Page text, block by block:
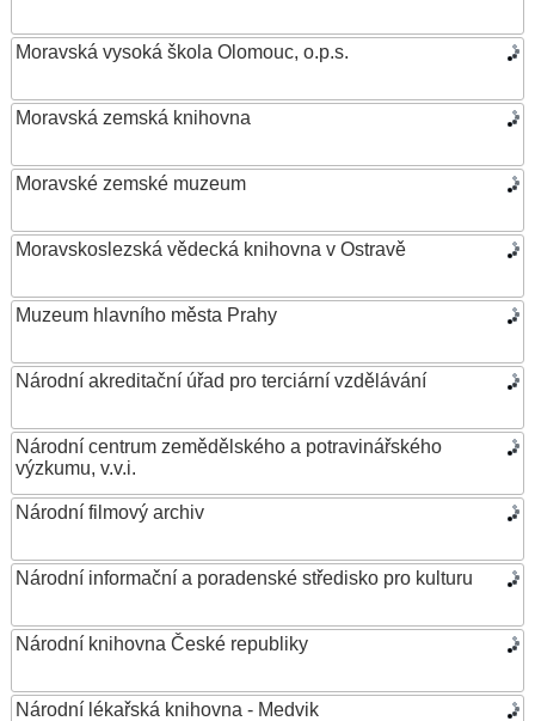
Moravská vysoká škola Olomouc, o.p.s.
Moravská zemská knihovna
Moravské zemské muzeum
Moravskoslezská vědecká knihovna v Ostravě
Muzeum hlavního města Prahy
Národní akreditační úřad pro terciární vzdělávání
Národní centrum zemědělského a potravinářského
výzkumu, v.v.i.
Národní filmový archiv
Národní informační a poradenské středisko pro kulturu
Národní knihovna České republiky
Národní lékařská knihovna - Medvik